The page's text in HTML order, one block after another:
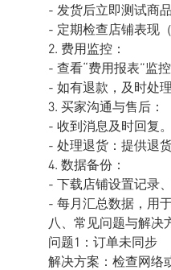
- 发货后立即测试商品
- 定期检查店铺表现
2. 费用监控：
- 查看“费用报表”监控
- 如有退款，及时处理
3. 买家沟通与售后：
- 收到消息及时回复。
- 处理退货：提供退货
4. 数据备份：
- 下载店铺设置记录
- 每月汇总数据，用于
八、常见问题与解决
问题1：订单未同步
解决方案：检查网络